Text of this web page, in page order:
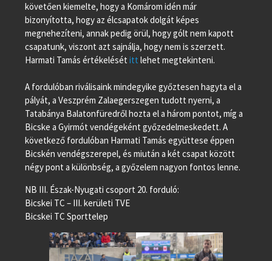
követően kiemelte, hogy a Komárom idén már
bizonyította, hogy az élcsapatok dolgát képes
megnehezíteni, annak pedig örül, hogy gólt nem kapott
csapatunk, viszont azt sajnálja, hogy nem is szerzett.
Harmati Tamás értékelését itt lehet megtekinteni.
A fordulóban riválisaink mindegyike győztesen hagyta el a
pályát, a Veszprém Zalaegerszegen tudott nyerni, a
Tatabánya Balatonfüredről hozta el a három pontot, míg a
Bicske a Gyirmót vendégeként győzedelmeskedett. A
következő fordulóban Harmati Tamás együttese éppen
Bicskén vendégszerepel, és miután a két csapat között
négy pont a különbség, a győzelem nagyon fontos lenne.
NB III. Észak-Nyugati csoport 20. forduló:
Bicskei TC – III. kerületi TVE
Bicskei TC Sporttelep